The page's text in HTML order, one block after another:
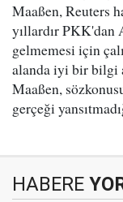
Maaßen, Reuters
yıllardır PKK'dan
gelmemesi için
alanda iyi bir bilgi
Maaßen,
gerçeği
HABERE